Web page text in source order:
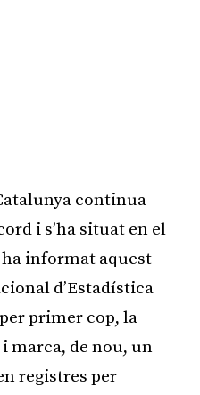
continua
i s’ha situat en el
informat aquest
d’Estadística
primer cop, la
marca, de nou, un
registres per